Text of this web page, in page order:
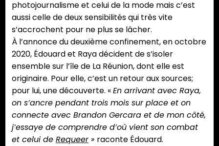
photojournalisme et celui de la mode mais c’est
aussi celle de deux sensibilités qui très vite
s’accrochent pour ne plus se lâcher.
À l’annonce du deuxième confinement, en octobre
2020, Édouard et Raya décident de s’isoler
ensemble sur l’île de La Réunion, dont elle est
originaire. Pour elle, c’est un retour aux sources;
pour lui, une découverte. «En arrivant avec Raya,
on s’ancre pendant trois mois sur place et on
connecte avec Brandon Gercara et de mon côté,
j’essaye de comprendre d’où vient son combat
et celui de Requeer» raconte Édouard.